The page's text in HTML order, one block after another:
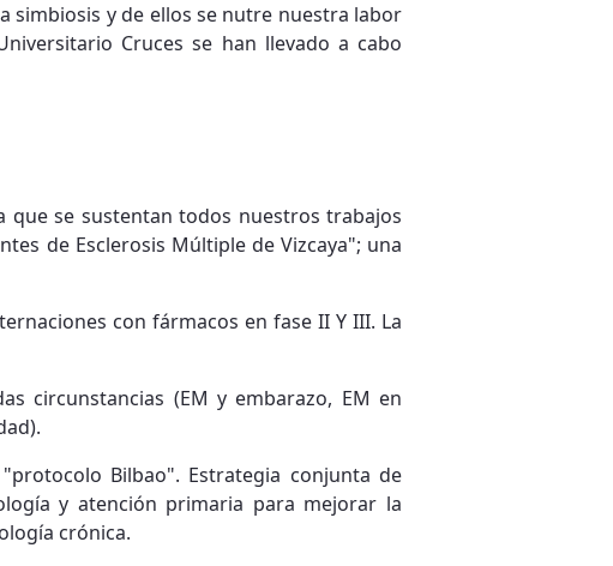
simbiosis y de ellos se nutre nuestra labor
Cruces se han llevado a cabo
se sustentan todos nuestros trabajos
de Esclerosis Múltiple de Vizcaya"; una
con fármacos en fase II Y III. La
circunstancias (EM y embarazo, EM en
Bilbao". Estrategia conjunta de
y atención primaria para mejorar la
crónica.